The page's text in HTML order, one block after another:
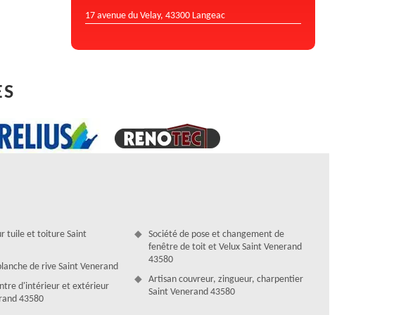
dans ce
d’une
les autres
17 avenue du Velay, 43300 Langeac
tuile et toiture Saint
de rive Saint Venerand
d'intérieur et extérieur
43580
Société de pose et changement de
fenêtre de toit et Velux Saint Venerand
43580
Artisan couvreur, zingueur, charpentier
Saint Venerand 43580